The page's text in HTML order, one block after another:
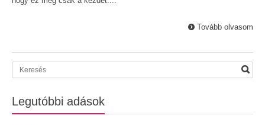
Tovább olvasom
Legutóbbi adások